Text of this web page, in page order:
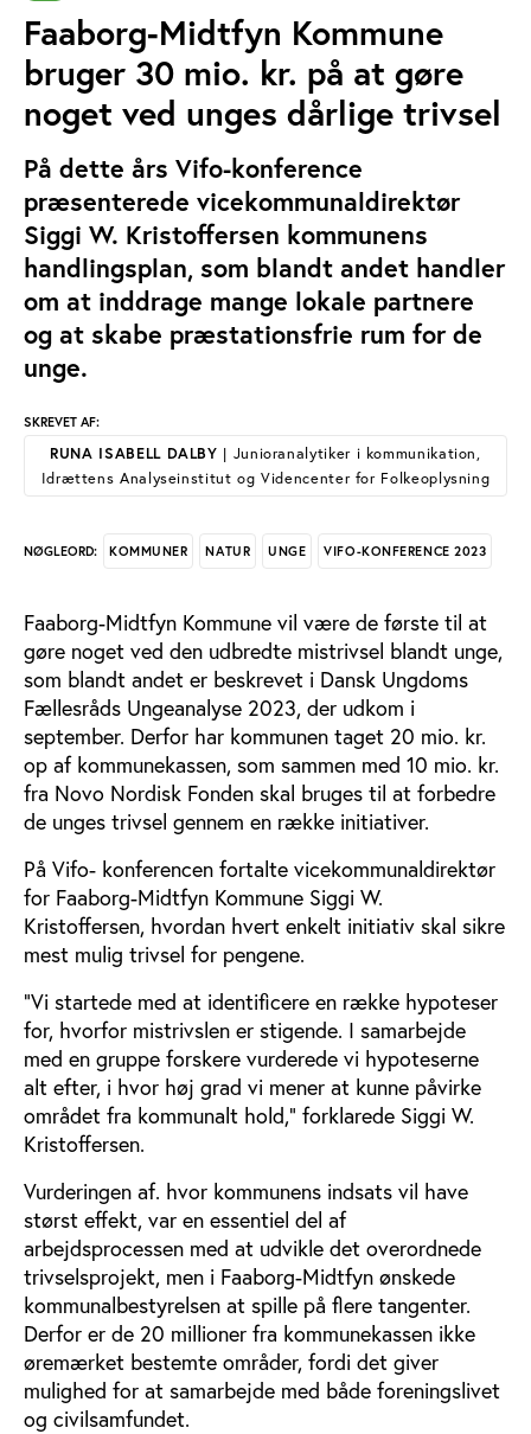
Faaborg-Midtfyn Kommune
bruger 30 mio. kr. på at gøre
noget ved unges dårlige trivsel
På dette års Vifo-konference
præsenterede vicekommunaldirektør
Siggi W. Kristoffersen kommunens
handlingsplan, som blandt andet handler
om at inddrage mange lokale partnere
og at skabe præstationsfrie rum for de
unge.
SKREVET AF:
RUNA ISABELL DALBY | Junioranalytiker i kommunikation,
Idrættens Analyseinstitut og Videncenter for Folkeoplysning
NØGLEORD: KOMMUNER NATUR UNGE VIFO-KONFERENCE 2023
Faaborg-Midtfyn Kommune vil være de første til at
gøre noget ved den udbredte mistrivsel blandt unge,
som blandt andet er beskrevet i Dansk Ungdoms
Fællesråds Ungeanalyse 2023, der udkom i
september. Derfor har kommunen taget 20 mio. kr.
op af kommunekassen, som sammen med 10 mio. kr.
fra Novo Nordisk Fonden skal bruges til at forbedre
de unges trivsel gennem en række initiativer.
På Vifo- konferencen fortalte vicekommunaldirektør
for Faaborg-Midtfyn Kommune Siggi W.
Kristoffersen, hvordan hvert enkelt initiativ skal sikre
mest mulig trivsel for pengene.
”Vi startede med at identificere en række hypoteser
for, hvorfor mistrivslen er stigende. I samarbejde
med en gruppe forskere vurderede vi hypoteserne
alt efter, i hvor høj grad vi mener at kunne påvirke
området fra kommunalt hold,” forklarede Siggi W.
Kristoffersen.
Vurderingen af. hvor kommunens indsats vil have
størst effekt, var en essentiel del af
arbejdsprocessen med at udvikle det overordnede
trivselsprojekt, men i Faaborg-Midtfyn ønskede
kommunalbestyrelsen at spille på flere tangenter.
Derfor er de 20 millioner fra kommunekassen ikke
øremærket bestemte områder, fordi det giver
mulighed for at samarbejde med både foreningslivet
og civilsamfundet.